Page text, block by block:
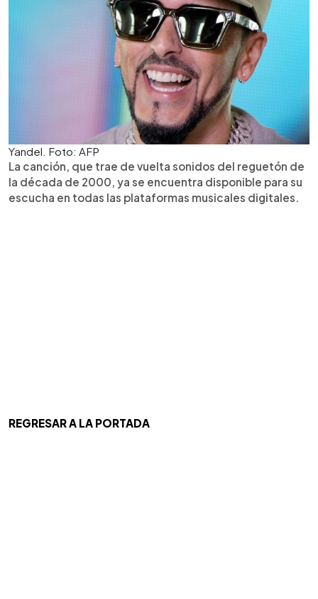
Yandel. Foto: AFP
La canción, que trae de vuelta sonidos del reguetón de
la década de 2000, ya se encuentra disponible para su
escucha en todas las plataformas musicales digitales.
REGRESAR A LA PORTADA